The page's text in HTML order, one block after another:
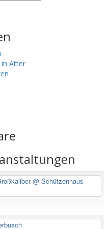
in Atter
@ Schützenhaus